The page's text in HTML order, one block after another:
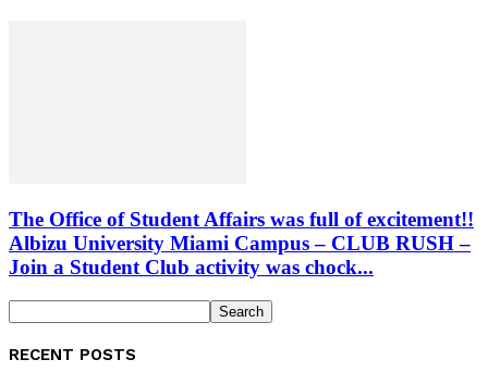
The Office of Student Affairs was full of excitement!!
Albizu University Miami Campus – CLUB RUSH –
Join a Student Club activity was chock...
RECENT POSTS